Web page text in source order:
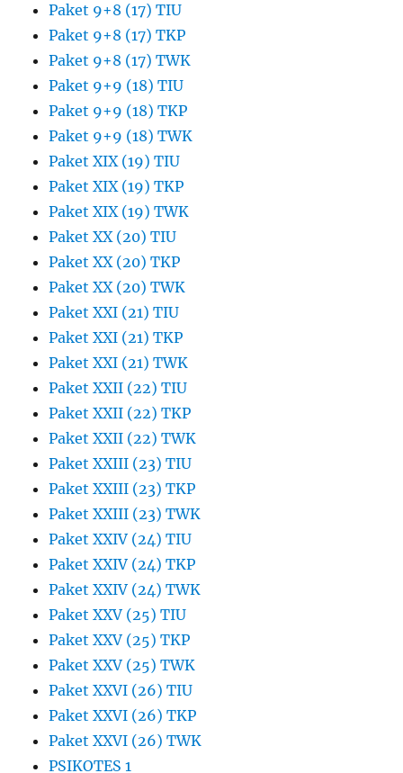
Paket 9+8 (17) TIU
Paket 9+8 (17) TKP
Paket 9+8 (17) TWK
Paket 9+9 (18) TIU
Paket 9+9 (18) TKP
Paket 9+9 (18) TWK
Paket XIX (19) TIU
Paket XIX (19) TKP
Paket XIX (19) TWK
Paket XX (20) TIU
Paket XX (20) TKP
Paket XX (20) TWK
Paket XXI (21) TIU
Paket XXI (21) TKP
Paket XXI (21) TWK
Paket XXII (22) TIU
Paket XXII (22) TKP
Paket XXII (22) TWK
Paket XXIII (23) TIU
Paket XXIII (23) TKP
Paket XXIII (23) TWK
Paket XXIV (24) TIU
Paket XXIV (24) TKP
Paket XXIV (24) TWK
Paket XXV (25) TIU
Paket XXV (25) TKP
Paket XXV (25) TWK
Paket XXVI (26) TIU
Paket XXVI (26) TKP
Paket XXVI (26) TWK
PSIKOTES 1